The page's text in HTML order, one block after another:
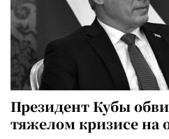
Президент Кубы
тяжелом кризисе на